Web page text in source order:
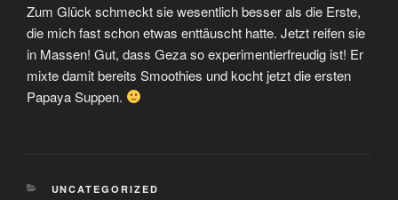
Zum Glück schmeckt sie wesentlich besser als die Erste,
die mich fast schon etwas enttäuscht hatte. Jetzt reifen sie
in Massen! Gut, dass Geza so experimentierfreudig ist! Er
mixte damit bereits Smoothies und kocht jetzt die ersten
Papaya Suppen.
KATEGORIEN
UNCATEGORIZED